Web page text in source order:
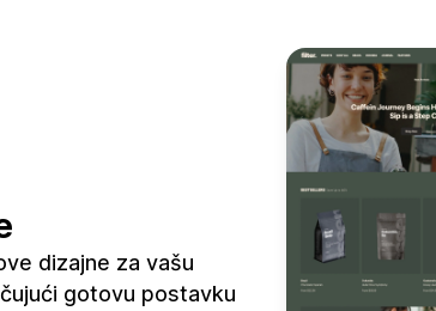
dizajne za vašu
gotovu postavku